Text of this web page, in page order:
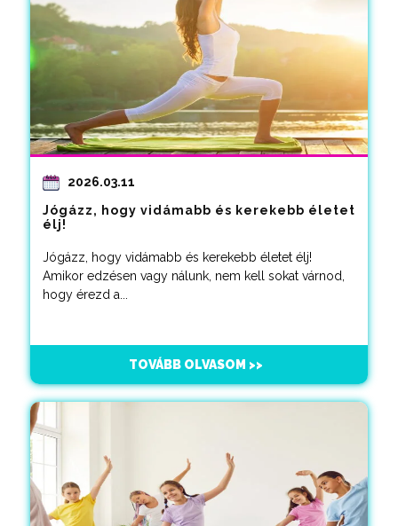
2026.03.11
Jógázz, hogy vidámabb és kerekebb életet
élj!
Jógázz, hogy vidámabb és kerekebb életet élj!
Amikor edzésen vagy nálunk, nem kell sokat várnod,
hogy érezd a...
TOVÁBB OLVASOM >>